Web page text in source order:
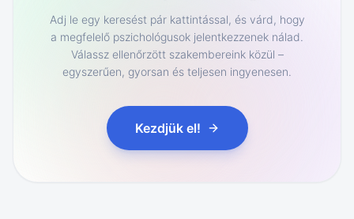
Adj le egy keresést pár kattintással, és várd, hogy
a megfelelő pszichológusok jelentkezzenek nálad.
Válassz ellenőrzött szakembereink közül –
egyszerűen, gyorsan és teljesen ingyenesen.
Kezdjük el!